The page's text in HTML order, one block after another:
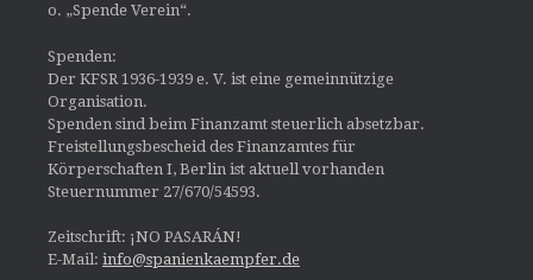
o. „Spende Verein“.
Spenden:
Der KFSR 1936-1939 e. V. ist eine gemeinnützige
Organisation.
Spenden sind beim Finanzamt steuerlich absetzbar.
Freistellungsbescheid des Finanzamtes für
Körperschaften I, Berlin ist aktuell vorhanden
Steuernummer 27/670/54593.
Zeitschrift: ¡NO PASARÁN!
E-Mail: info@spanienkaempfer.de